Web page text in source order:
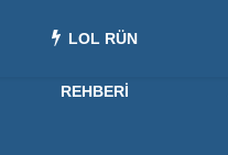
LOL RÜN
REHBERI